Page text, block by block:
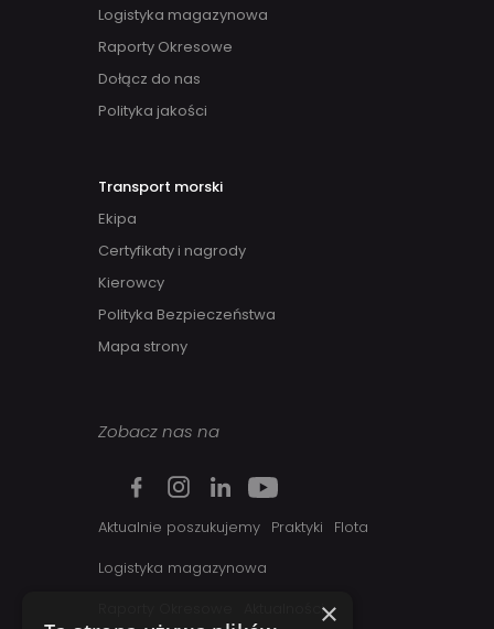
Logistyka magazynowa
Raporty Okresowe
Dołącz do nas
Polityka jakości
Transport morski
Ekipa
Certyfikaty i nagrody
Kierowcy
Polityka Bezpieczeństwa
Mapa strony
Zobacz nas na
Aktualnie poszukujemy Praktyki
Flota
Logistyka magazynowa
Aktualności×